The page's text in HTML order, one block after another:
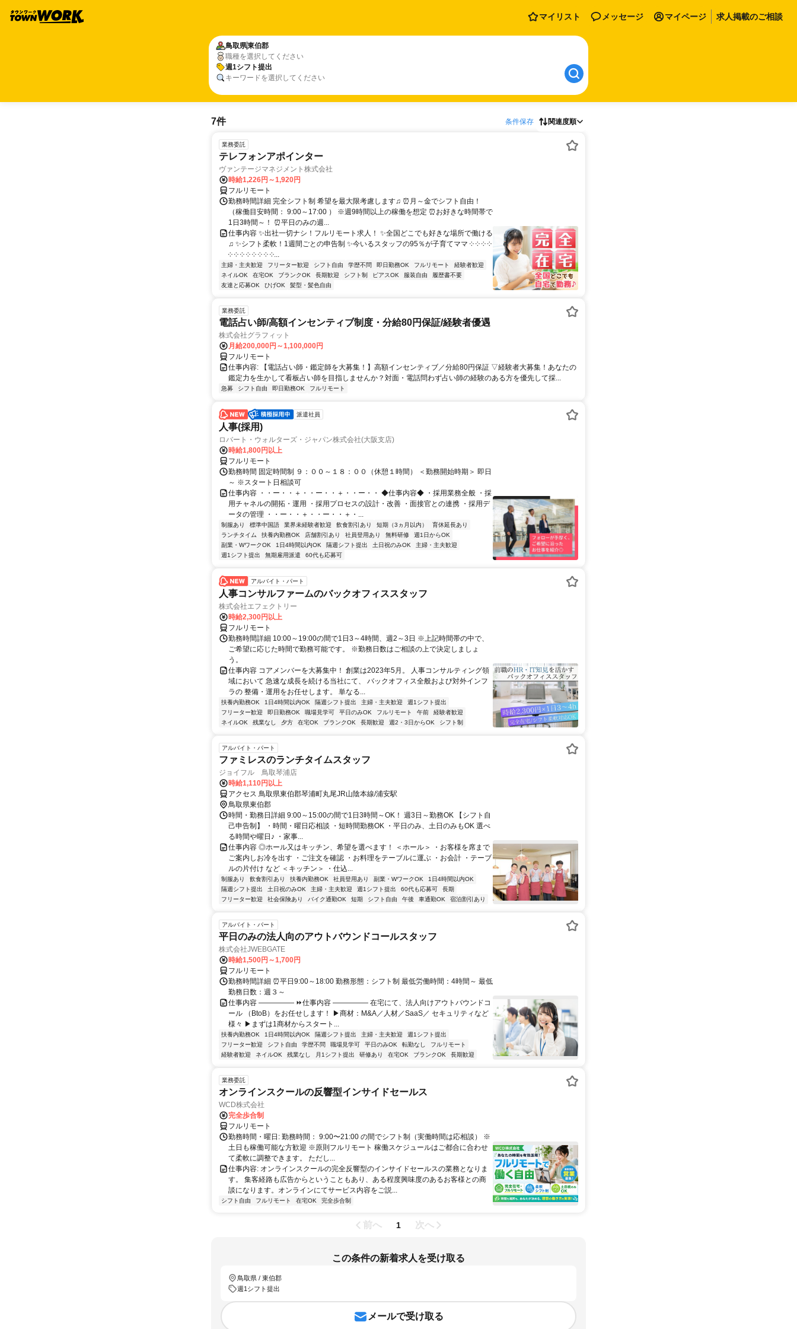
マイリスト メッセージ マイページ 求人掲載のご相談
鳥取県東伯郡
職種を選択してください
週1シフト提出
キーワードを選択してください
7件 条件保存 関連度順
業務委託
テレフォンアポインター
ヴァンテージマネジメント株式会社
時給1,226円～1,920円
フルリモート
勤務時間詳細 完全シフト制 希望を最大限考慮します♫ ⏰月～金でシフト自由！
（稼働目安時間： 9:00～17:00 ） ※週9時間以上の稼働を想定 ⏰お好きな時間帯で
1日3時間～！ ⏰平日のみの週...
仕事内容 ✨出社一切ナシ！フルリモート求人！ ✨全国どこでも好きな場所で働ける
♫ ✨シフト柔軟！1週間ごとの申告制 ✨今いるスタッフの95％が子育てママ ༶ ༶ ༶ ༶
༶ ༶ ༶ ༶ ༶ ༶ ༶ ༶...
主婦・主夫歓迎 フリーター歓迎 シフト自由 学歴不問 即日勤務OK フルリモート
経験者歓迎
ネイルOK
在宅OK ブランクOK 長期歓迎 シフト制 ピアスOK 服装自由
履歴書不要
友達と応募OK
ひげOK 髪型・髪色自由
業務委託
電話占い師/高額インセンティブ制度・分給80円保証/経験者優遇
株式会社グラフィット
月給200,000円～1,100,000円
フルリモート
仕事内容: 【電話占い師・鑑定師を大募集！】高額インセンティブ／分給80円保証 ▽経験者大募集！あなたの
鑑定力を生かして看板占い師を目指しませんか？対面・電話問わず占い師の経験のある方を優先して採...
急募 シフト自由 即日勤務OK フルリモート
派遣社員
人事(採用)
ロバート・ウォルターズ・ジャパン株式会社(大阪支店)
時給1,800円以上
フルリモート
勤務時間 固定時間制 ９：００～１８：００（休憩１時間） ＜勤務開始時期＞ 即日
～ ※スタート日相談可
仕事内容 ・・ー・・＋・・ー・・＋・・ー・・ ◆仕事内容◆ ・採用業務全般 ・採
用チャネルの開拓・運用 ・採用プロセスの設計・改善 ・面接官との連携 ・採用デ
ータの管理 ・・ー・・＋・・ー・・＋・...
制服あり 標準中国語 業界未経験者歓迎 飲食割引あり 短期（3ヵ月以内）
育休延長あり
ランチタイム
扶養内勤務OK 店舗割引あり 社員登用あり 無料研修
週1日からOK
副業・WワークOK
1日4時間以内OK 隔週シフト提出 土日祝のみOK
主婦・主夫歓迎
週1シフト提出
無期雇用派遣 60代も応募可
アルバイト・パート
人事コンサルファームのバックオフィススタッフ
株式会社エフェクトリー
時給2,300円以上
フルリモート
勤務時間詳細 10:00～19:00の間で1日3～4時間、週2～3日 ※上記時間帯の中で、
ご希望に応じた時間で勤務可能です。 ※勤務日数はご相談の上で決定しましょ
う。
仕事内容 コアメンバーを大募集中！ 創業は2023年5月。 人事コンサルティング領
域において 急速な成長を続ける当社にて、 バックオフィス全般および対外インフ
ラの 整備・運用をお任せします。 単なる...
扶養内勤務OK 1日4時間以内OK 隔週シフト提出 主婦・主夫歓迎
週1シフト提出
フリーター歓迎
即日勤務OK 職場見学可 平日のみOK フルリモート 午前
経験者歓迎
ネイルOK
残業なし 夕方 在宅OK ブランクOK 長期歓迎 週2・3日からOK シフト制
アルバイト・パート
ファミレスのランチタイムスタッフ
ジョイフル 鳥取琴浦店
時給1,110円以上
アクセス 鳥取県東伯郡琴浦町丸尾JR山陰本線/浦安駅
鳥取県東伯郡
時間・勤務日詳細 9:00～15:00の間で1日3時間～OK！ 週3日～勤務OK 【シフト自
己申告制】 ・時間・曜日応相談 ・短時間勤務OK ・平日のみ、土日のみもOK 選べ
る時間や曜日♪ ・家事...
仕事内容 ◎ホール又はキッチン、希望を選べます！ ＜ホール＞ ・お客様を席まで
ご案内しお冷を出す ・ご注文を確認 ・お料理をテーブルに運ぶ ・お会計 ・テーブ
ルの片付け など ＜キッチン＞ ・仕込...
制服あり 飲食割引あり 扶養内勤務OK 社員登用あり 副業・WワークOK
1日4時間以内OK
隔週シフト提出
土日祝のみOK 主婦・主夫歓迎 週1シフト提出 60代も応募可
長期
フリーター歓迎
社会保険あり バイク通勤OK 短期 シフト自由 午後 車通勤OK 宿泊割引あり
アルバイト・パート
平日のみの法人向のアウトバウンドコールスタッフ
株式会社JWEBGATE
時給1,500円～1,700円
フルリモート
勤務時間詳細 ⏰平日9:00～18:00 勤務形態：シフト制 最低労働時間：4時間～ 最低
勤務日数：週３～
仕事内容 ――――― ⏩仕事内容 ――――― 在宅にて、法人向けアウトバウンドコ
ール （BtoB）をお任せします！ ▶商材：M&A／人材／SaaS／ セキュリティなど
様々 ▶まずは1商材からスタート...
扶養内勤務OK 1日4時間以内OK 隔週シフト提出 主婦・主夫歓迎
週1シフト提出
フリーター歓迎
シフト自由 学歴不問 職場見学可 平日のみOK 転勤なし
フルリモート
経験者歓迎
ネイルOK 残業なし 月1シフト提出 研修あり 在宅OK ブランクOK 長期歓迎
業務委託
オンラインスクールの反響型インサイドセールス
WCD株式会社
完全歩合制
フルリモート
勤務時間・曜日: 勤務時間： 9:00〜21:00 の間でシフト制（実働時間は応相談） ※
土日も稼働可能な方歓迎 ※原則フルリモート 稼働スケジュールはご都合に合わせ
て柔軟に調整できます。 ただし...
仕事内容: オンラインスクールの完全反響型のインサイドセールスの業務となりま
す。 集客経路も広告からということもあり、ある程度興味度のあるお客様との商
談になります。オンラインにてサービス内容をご説...
シフト自由 フルリモート 在宅OK 完全歩合制
前へ 1 次へ
この条件の新着求人を受け取る
鳥取県 / 東伯郡
週1シフト提出
メールで受け取る